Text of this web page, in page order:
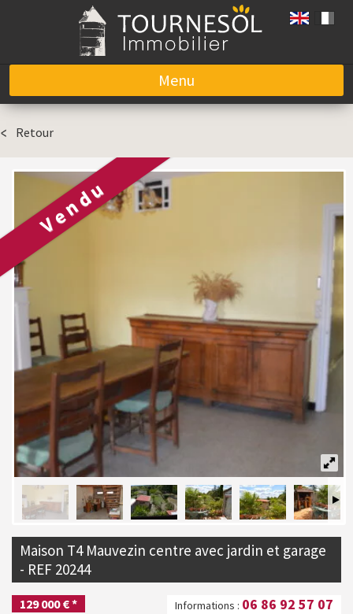
Menu
Aller au contenu
Retour
Vendu
Maison T4 Mauvezin centre avec jardin et garage
- REF 20244
129 000 € * Informations : 06 86 92 57 07